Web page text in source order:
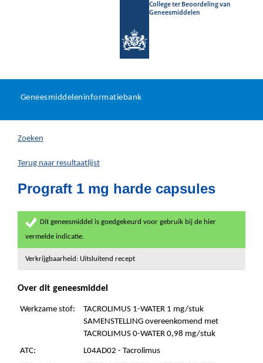
College ter Beoordeling van
Geneesmiddelen
U
hier:
Geneesmiddeleninformatiebank
Zoeken
Terug naar resultaatlijst
Prograft 1 mg harde capsules
Dit geneesmiddel is goedgekeurd voor gebruik bij de hier
vermelde indicatie.
Verkrijgbaarheid: Uitsluitend recept
Over dit geneesmiddel
Werkzame stof:
TACROLIMUS 1-WATER 1 mg/stuk
SAMENSTELLING overeenkomend met
TACROLIMUS 0-WATER 0,98 mg/stuk
ATC:
L04AD02 - Tacrolimus